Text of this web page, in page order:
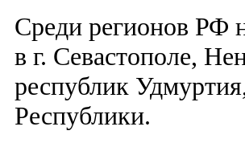
Среди регионов РФ
в г. Севастополе,
республик
Республики.